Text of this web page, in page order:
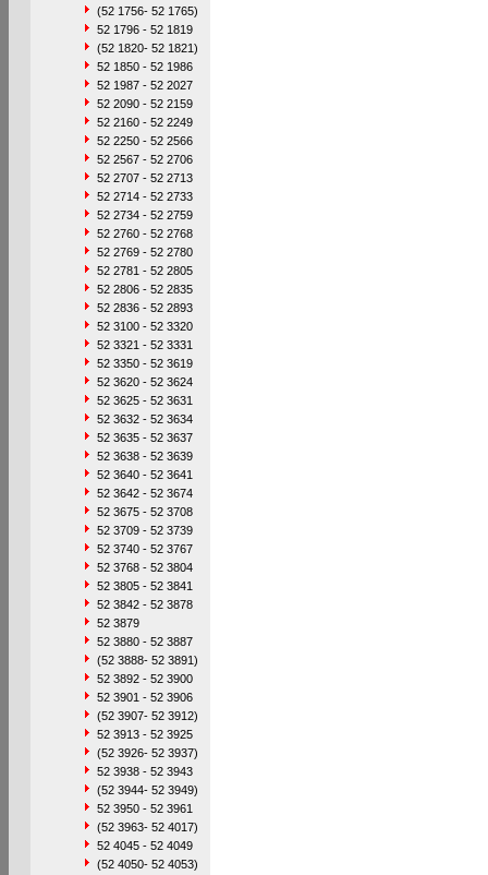
(52 1756- 52 1765)
52 1796 - 52 1819
(52 1820- 52 1821)
52 1850 - 52 1986
52 1987 - 52 2027
52 2090 - 52 2159
52 2160 - 52 2249
52 2250 - 52 2566
52 2567 - 52 2706
52 2707 - 52 2713
52 2714 - 52 2733
52 2734 - 52 2759
52 2760 - 52 2768
52 2769 - 52 2780
52 2781 - 52 2805
52 2806 - 52 2835
52 2836 - 52 2893
52 3100 - 52 3320
52 3321 - 52 3331
52 3350 - 52 3619
52 3620 - 52 3624
52 3625 - 52 3631
52 3632 - 52 3634
52 3635 - 52 3637
52 3638 - 52 3639
52 3640 - 52 3641
52 3642 - 52 3674
52 3675 - 52 3708
52 3709 - 52 3739
52 3740 - 52 3767
52 3768 - 52 3804
52 3805 - 52 3841
52 3842 - 52 3878
52 3879
52 3880 - 52 3887
(52 3888- 52 3891)
52 3892 - 52 3900
52 3901 - 52 3906
(52 3907- 52 3912)
52 3913 - 52 3925
(52 3926- 52 3937)
52 3938 - 52 3943
(52 3944- 52 3949)
52 3950 - 52 3961
(52 3963- 52 4017)
52 4045 - 52 4049
(52 4050- 52 4053)